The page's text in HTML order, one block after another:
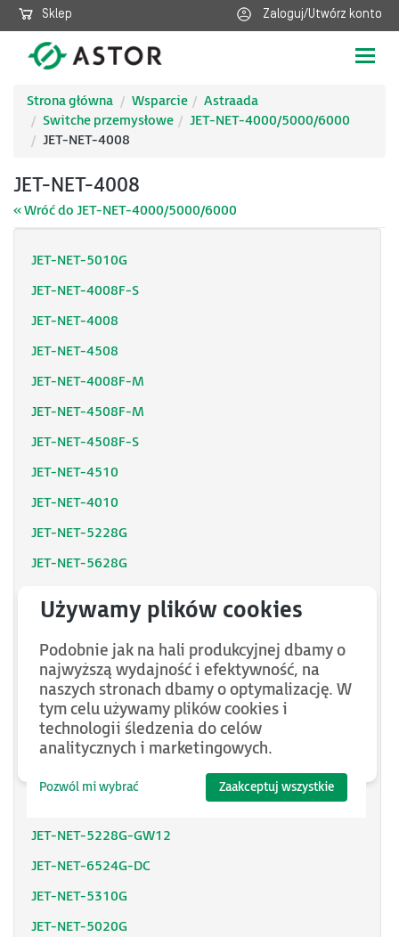
Sklep Zaloguj/Utwórz konto
Strona główna
Wsparcie
Astraada
Switche przemysłowe
JET-NET-4000/5000/6000
JET-NET-4008
JET-NET-4008
« Wróć do JET-NET-4000/5000/6000
JET-NET-5010G
JET-NET-4008F-S
JET-NET-4008
JET-NET-4508
JET-NET-4008F-M
JET-NET-4508F-M
JET-NET-4508F-S
JET-NET-4510
JET-NET-4010
JET-NET-5228G
JET-NET-5628G
JET-NET-5428G
JET-NET-5018G
JET-NET-5010G-W
JET-NET-6059G
JET-NET-5428G-DC-GW12
JET-NET-5228G-GW12
JET-NET-6524G-DC
JET-NET-5310G
JET-NET-5020G
Podobnie jak na hali produkcyjnej dbamy o
najwyższą wydajność i efektywność, na
naszych stronach dbamy o optymalizację. W
tym celu używamy plików cookies i
technologii śledzenia do celów
analitycznych i marketingowych.
Pozwól mi wybrać Zaakceptuj wszystkie